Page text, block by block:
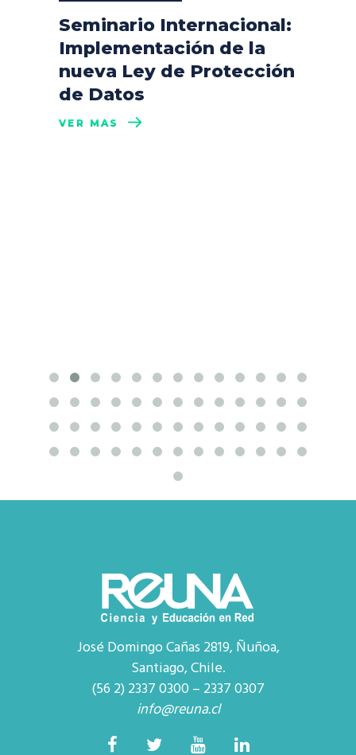
Seminario Internacional:
Implementación de la
nueva Ley de Protección
de Datos
VER MÁS
José Domingo Cañas 2819, Ñuñoa,
Santiago, Chile.
(56 2) 2337 0300 – 2337 0307
info@reuna.cl